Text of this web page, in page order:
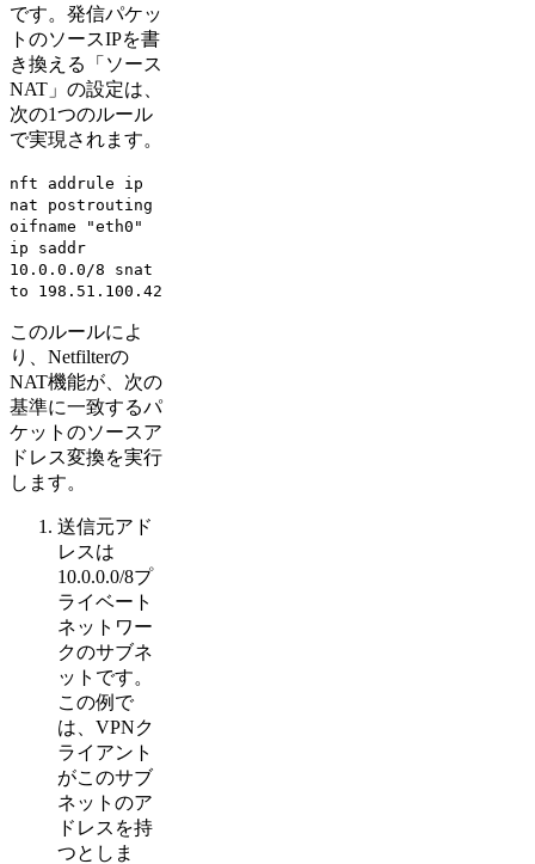
です。発信パケッ
トのソースIPを書
き換える「ソース
NAT」の設定は、
次の1つのルール
で実現されます。
nft addrule ip
nat postrouting
oifname "eth0"
ip saddr
10.0.0.0/8 snat
to 198.51.100.42
このルールによ
り、Netfilterの
NAT機能が、次の
基準に一致するパ
ケットのソースア
ドレス変換を実行
します。
送信元アド
レスは
10.0.0.0/8プ
ライベート
ネットワー
クのサブネ
ットです。
この例で
は、VPNク
ライアント
がこのサブ
ネットのア
ドレスを持
つとしま